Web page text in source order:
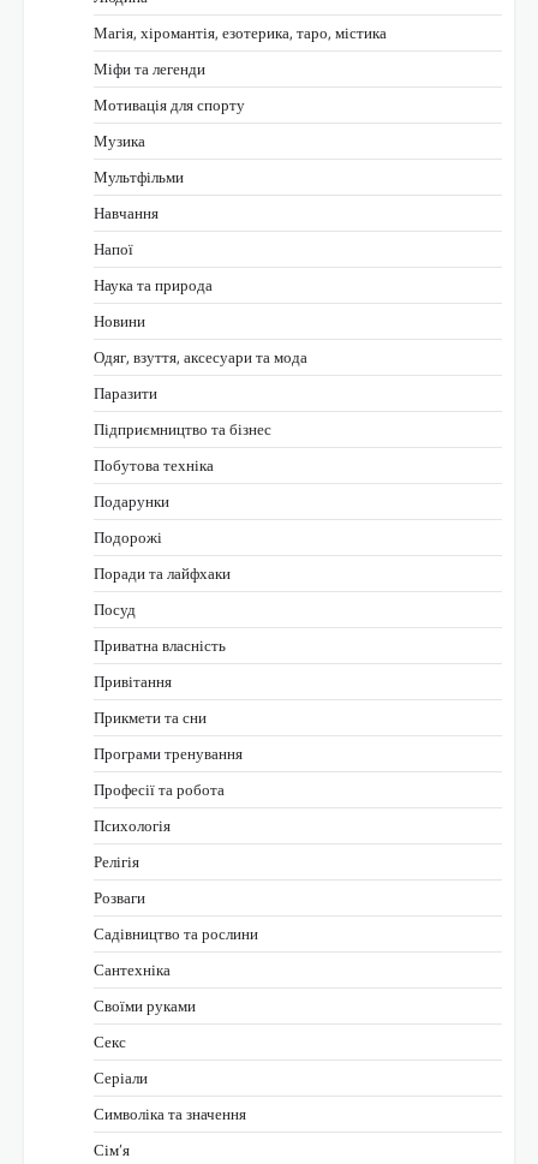
Магія, хіромантія, езотерика, таро, містика
Міфи та легенди
Мотивація для спорту
Музика
Мультфільми
Навчання
Напої
Наука та природа
Новини
Одяг, взуття, аксесуари та мода
Паразити
Підприємництво та бізнес
Побутова техніка
Подарунки
Подорожі
Поради та лайфхаки
Посуд
Приватна власність
Привітання
Прикмети та сни
Програми тренування
Професії та робота
Психологія
Релігія
Розваги
Садівництво та рослини
Сантехніка
Своїми руками
Секс
Серіали
Символіка та значення
Сім’я